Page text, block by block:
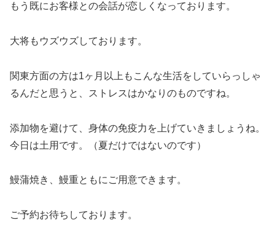
もう既にお客様との会話が恋しくなっております。
大将もウズウズしております。
関東方面の方は1ヶ月以上もこんな生活をしていらっしゃ
るんだと思うと、ストレスはかなりのものですね。
添加物を避けて、身体の免疫力を上げていきましょうね。
今日は土用です。（夏だけではないのです）
鰻蒲焼き、鰻重ともにご用意できます。
ご予約お待ちしております。